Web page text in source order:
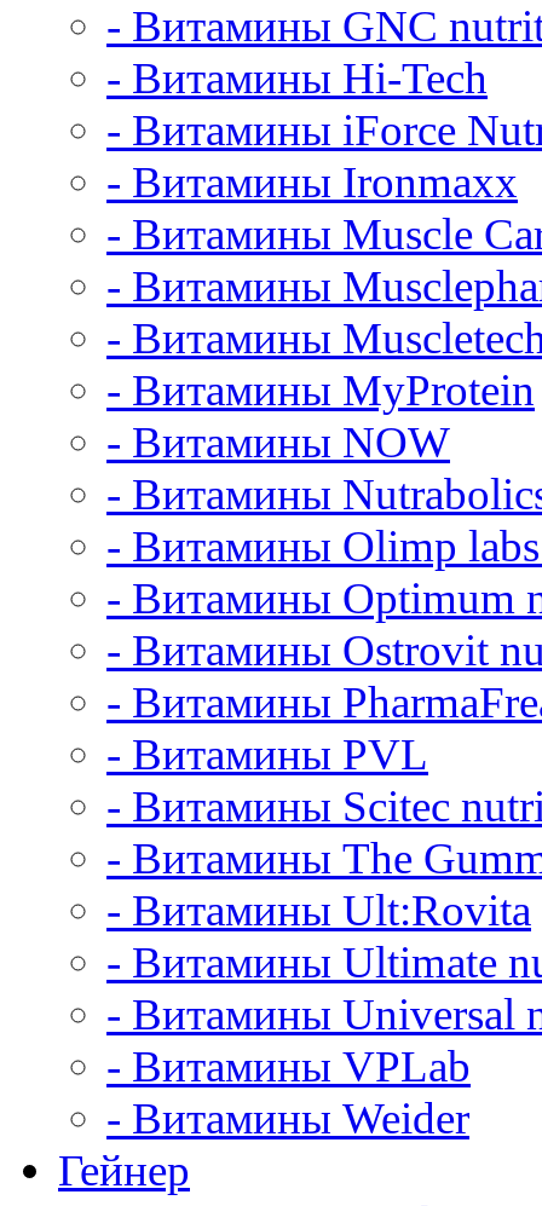
- Витамины GNC
- Витамины Hi-Tech
- Витамины iForce
- Витамины Ironmaxx
- Витамины Muscle
- Витамины
- Витамины
- Витамины MyProtein
- Витамины NOW
- Витамины
- Витамины Olimp
- Витамины Optimum
- Витамины Ostrovit
- Витамины
- Витамины PVL
- Витамины Scitec
- Витамины The
- Витамины Ult:Rovita
- Витамины Ultimate
- Витамины Universal
- Витамины VPLab
- Витамины Weider
Гейнер